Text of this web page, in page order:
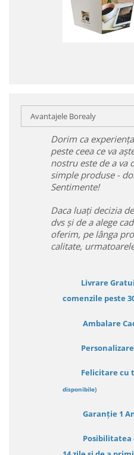
Avantajele Borealy
Dorim ca
peste ceea ce va
nostru este de a va
simple produse -
Sentimente!
Daca luați decizia
dvs și de a alege
oferim, pe lânga
calitate,
Livrare
comenzile peste
Ambalare
Felicitare cu
disponibile)
Garanție 1
Posibilitatea